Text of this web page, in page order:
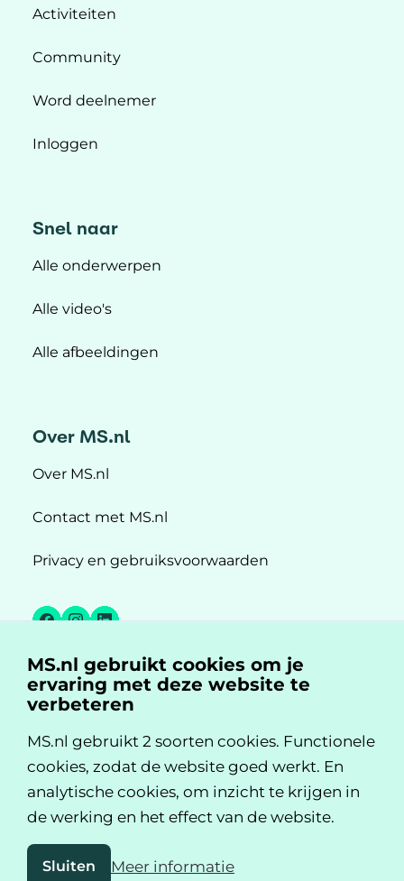
Activiteiten
Community
Word deelnemer
Inloggen
Snel naar
Alle onderwerpen
Alle video's
Alle afbeeldingen
Over MS.nl
Over MS.nl
Contact met MS.nl
Privacy en gebruiksvoorwaarden
Facebook
Instagram
LinkedIn
MS.nl is een initiatief van:
MS.nl gebruikt cookies om je
ervaring met deze website te
verbeteren
MS.nl gebruikt 2 soorten cookies. Functionele
cookies, zodat de website goed werkt. En
analytische cookies, om inzicht te krijgen in
de werking en het effect van de website.
Sluiten Meer informatie